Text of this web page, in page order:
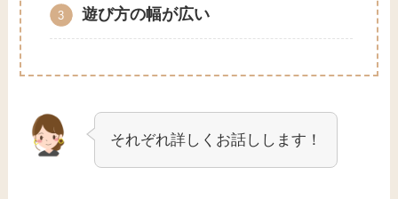
遊び方の幅が広い
それぞれ詳しくお話しします！